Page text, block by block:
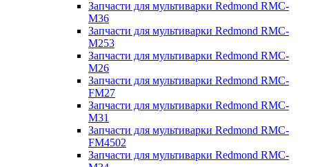
Запчасти для мультиварки Redmond RMC-
M36
Запчасти для мультиварки Redmond RMC-
M253
Запчасти для мультиварки Redmond RMC-
M26
Запчасти для мультиварки Redmond RMC-
FM27
Запчасти для мультиварки Redmond RMC-
M31
Запчасти для мультиварки Redmond RMC-
FM4502
Запчасти для мультиварки Redmond RMC-